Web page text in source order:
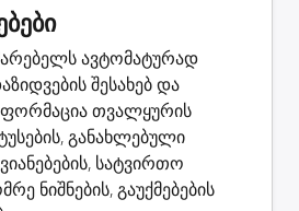
ავტომატურად
შესახებ და
თვალყურის
განახლებული
სატვირთო
ნიშნების, გაუქმებების